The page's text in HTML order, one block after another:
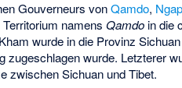
Gouverneurs vonQamdo,
Territorium namensQamdo in die
wurde in die Provinz
wurde. Letzterer
zwischen Sichuan und Tibet.